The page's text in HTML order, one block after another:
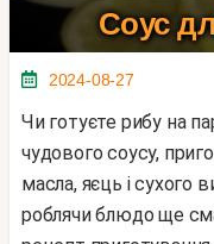
Соус
2024-08-27
Чи готуєте рибу на пару? Хочу поділиться рецептом
чудового соусу,
масла, яєць і сухого
роблячи блюдо ще